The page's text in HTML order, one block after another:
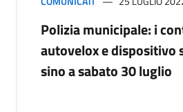
Polizia municipale: i
autovelox e dispositivo
sino a sabato 30 luglio